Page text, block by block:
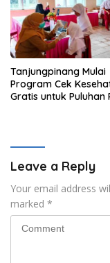
Tanjungpinang Mulai
Program Cek
Gratis untuk Puluhan
Leave a Reply
Your email address
marked *